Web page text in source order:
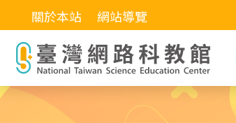
關於本站 網站導覽